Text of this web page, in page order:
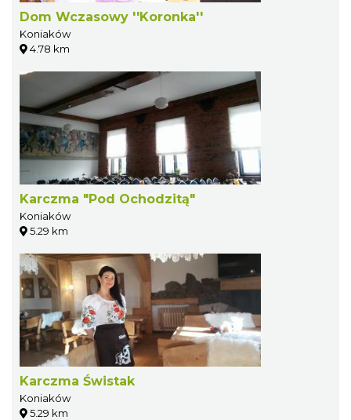
Dom Wczasowy ''Koronka''
Koniaków
4.78 km
Karczma "Pod Ochodzitą"
Koniaków
5.29 km
Karczma Świstak
Koniaków
5.29 km